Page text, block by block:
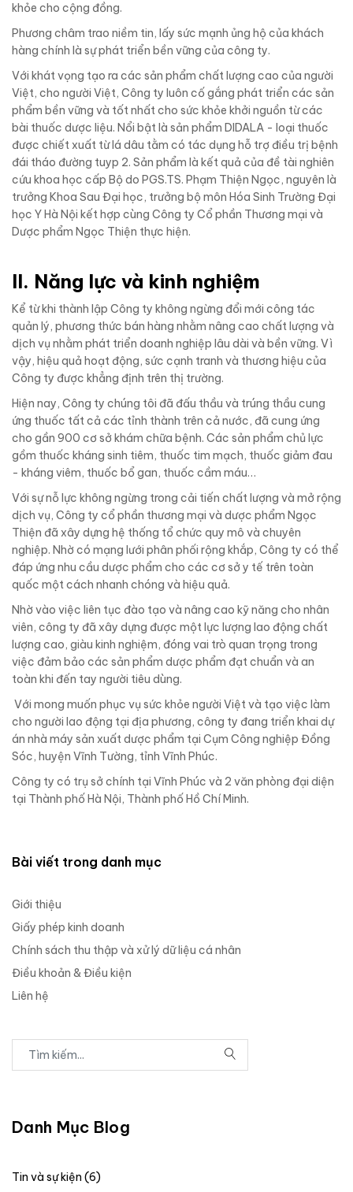
khỏe cho cộng đồng.
Phương châm trao niềm tin, lấy sức mạnh ủng hộ của khách
hàng chính là sự phát triển bền vững của công ty.
Với khát vọng tạo ra các sản phẩm chất lượng cao của người
Việt, cho người Việt, Công ty luôn cố gắng phát triển các sản
phẩm bền vững và tốt nhất cho sức khỏe khởi nguồn từ các
bài thuốc dược liệu. Nổi bật là sản phẩm DIDALA - loại thuốc
được chiết xuất từ lá dâu tằm có tác dụng hỗ trợ điều trị bệnh
đái tháo đường tuyp 2. Sản phẩm là kết quả của đề tài nghiên
cứu khoa học cấp Bộ do PGS.TS. Phạm Thiện Ngọc, nguyên là
trưởng Khoa Sau Đại học, trưởng bộ môn Hóa Sinh Trường Đại
học Y Hà Nội kết hợp cùng Công ty Cổ phần Thương mại và
Dược phẩm Ngọc Thiện thực hiện.
II. Năng lực và kinh nghiệm
Kể từ khi thành lập Công ty không ngừng đổi mới công tác
quản lý, phương thức bán hàng nhằm nâng cao chất lượng và
dịch vụ nhằm phát triển doanh nghiệp lâu dài và bền vững. Vì
vậy, hiệu quả hoạt động, sức cạnh tranh và thương hiệu của
Công ty được khẳng định trên thị trường.
Hiện nay, Công ty chúng tôi đã đấu thầu và trúng thầu cung
ứng thuốc tất cả các tỉnh thành trên cả nước, đã cung ứng
cho gần 900 cơ sở khám chữa bệnh. Các sản phẩm chủ lực
gồm thuốc kháng sinh tiêm, thuốc tim mạch, thuốc giảm đau
- kháng viêm, thuốc bổ gan, thuốc cầm máu…
Với sự nỗ lực không ngừng trong cải tiến chất lượng và mở rộng
dịch vụ, Công ty cổ phần thương mại và dược phẩm Ngọc
Thiện đã xây dựng hệ thống tổ chức quy mô và chuyên
nghiệp. Nhờ có mạng lưới phân phối rộng khắp, Công ty có thể
đáp ứng nhu cầu dược phẩm cho các cơ sở y tế trên toàn
quốc một cách nhanh chóng và hiệu quả.
Nhờ vào việc liên tục đào tạo và nâng cao kỹ năng cho nhân
viên, công ty đã xây dựng được một lực lượng lao động chất
lượng cao, giàu kinh nghiệm, đóng vai trò quan trọng trong
việc đảm bảo các sản phẩm dược phẩm đạt chuẩn và an
toàn khi đến tay người tiêu dùng.
Với mong muốn phục vụ sức khỏe người Việt và tạo việc làm
cho người lao động tại địa phương, công ty đang triển khai dự
án nhà máy sản xuất dược phẩm tại Cụm Công nghiệp Đồng
Sóc, huyện Vĩnh Tường, tỉnh Vĩnh Phúc.
Công ty có trụ sở chính tại Vĩnh Phúc và 2 văn phòng đại diện
tại Thành phố Hà Nội, Thành phố Hồ Chí Minh.
Bài viết trong danh mục
Giới thiệu
Giấy phép kinh doanh
Chính sách thu thập và xử lý dữ liệu cá nhân
Điều khoản & Điều kiện
Liên hệ
Danh Mục Blog
Tin và sự kiện (6)